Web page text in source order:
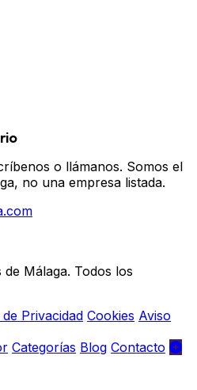
o llámanos. Somos el
no una empresa listada.
Málaga. Todos los
Privacidad Cookies Aviso
Categorías Blog Contacto